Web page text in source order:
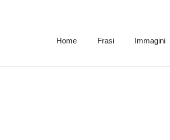
Home Frasi Immagini